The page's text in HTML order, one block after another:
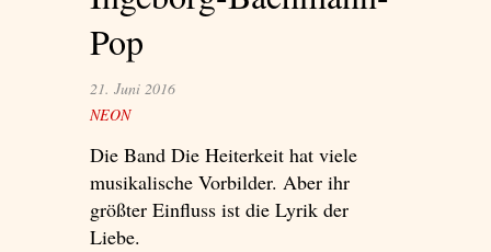
Pop
21. Juni 2016
NEON
Die Band Die Heiterkeit hat viele
musikalische Vorbilder. Aber ihr
größter Einfluss ist die Lyrik der
Liebe.